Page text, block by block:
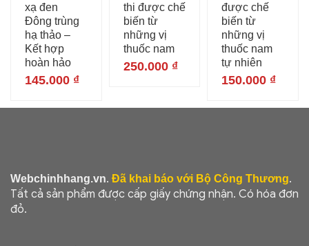
xạ đen
Đông trùng
hạ thảo –
Kết hợp
hoàn hảo
145.000 ₫
thi được chế
biến từ
những vị
thuốc nam
250.000 ₫
được chế
biến từ
những vị
thuốc nam
tự nhiên
150.000 ₫
Webchinhhang.vn. Đã khai báo với Bộ Công Thương.
Tất cả sản phẩm được cấp giấy chứng nhận. Có hóa đơn
đỏ.